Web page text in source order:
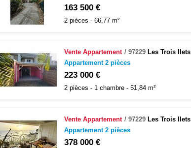
163 500 €
2 pièces - 66,77 m²
Vente Appartement 97229 Les Trois Ilets
Appartement 2 pièces
223 000 €
2 pièces - 1 chambre - 51,84 m²
Vente Appartement 97229 Les Trois Ilets
Appartement 2 pièces
378 000 €